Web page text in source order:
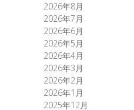
2026年8月
2026年7月
2026年6月
2026年5月
2026年4月
2026年3月
2026年2月
2026年1月
2025年12月